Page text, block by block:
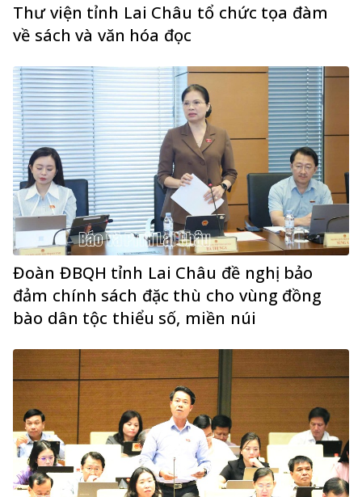
Thư viện tỉnh Lai Châu tổ chức tọa đàm
về sách và văn hóa đọc
Đoàn ĐBQH tỉnh Lai Châu đề nghị bảo
đảm chính sách đặc thù cho vùng đồng
bào dân tộc thiểu số, miền núi